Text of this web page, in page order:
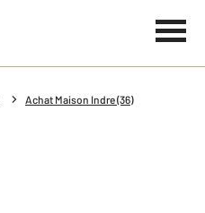
Achat Maison Indre (36)